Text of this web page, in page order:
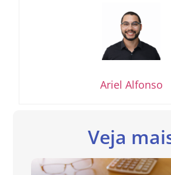
Ariel Alfonso
Veja